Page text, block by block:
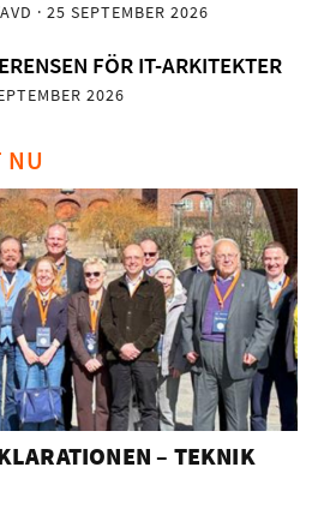
· 25 SEPTEMBER 2026
FÖR IT-ARKITEKTER
2026
– TEKNIK